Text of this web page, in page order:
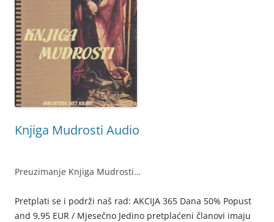
Knjiga Mudrosti Audio
Preuzimanje Knjiga Mudrosti…
Pretplati se i podrži naš rad: AKCIJA 365 Dana 50% Popust
and 9,95 EUR / Mjesečno Jedino pretplaćeni članovi imaju